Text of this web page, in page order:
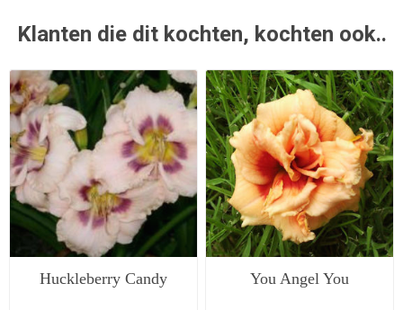
Klanten die dit kochten, kochten ook..
Huckleberry Candy You Angel You